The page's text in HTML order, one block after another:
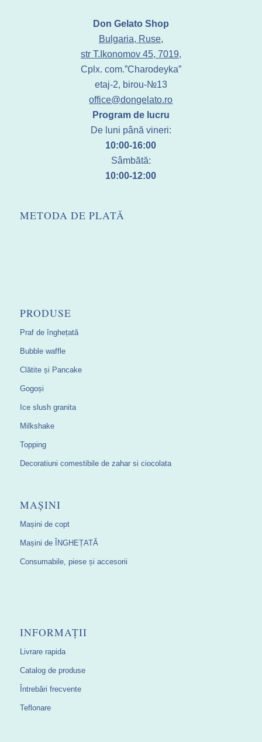
Don Gelato Shop
Bulgaria, Ruse,
str T.Ikonomov 45, 7019,
Cplx. com.”Charodeyka”
etaj-2, birou-№13
office@dongelato.ro
Program de lucru
De luni până vineri:
10:00-16:00
Sâmbătă:
10:00-12:00
METODA DE PLATĂ
PRODUSE
Praf de înghețată
Bubble waffle
Clătite și Pancake
Gogoși
Ice slush granita
Milkshake
Topping
Decoratiuni comestibile de zahar si ciocolata
MAȘINI
Mașini de copt
Mașini de ÎNGHEȚATĂ
Consumabile, piese și accesorii
INFORMAȚII
Livrare rapida
Catalog de produse
Întrebări frecvente
Teflonare